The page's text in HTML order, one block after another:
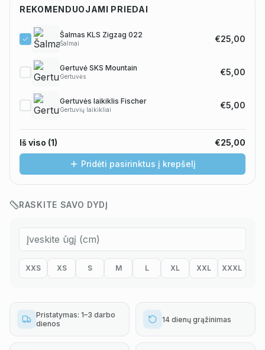
REKOMENDUOJAMI PRIEDAI
Šalmas KLS Zigzag 022
Šalmai €25,00
Gertuvė SKS Mountain
Gertuvės €5,00
Gertuvės laikiklis Fischer
Gertuvių laikikliai €5,00
Iš viso (1) €25,00
Pridėti pasirinktus į krepšelį
RASKITE SAVO DYDĮ
XXS XS S M L XL XXL XXXL
Pristatymas: 1–3 darbo
dienos
14 dienų grąžinimas